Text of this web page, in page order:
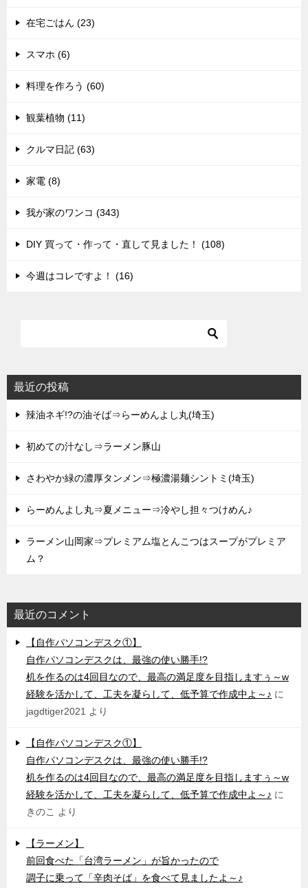
在宅ごはん (23)
スマホ (6)
料理を作ろう (60)
観葉植物 (11)
クルマ日記 (63)
家電 (8)
我が家のワンコ (343)
DIY 買って・作って・直して見ました！ (108)
今週はコレですよ！ (16)
最近の投稿
辣油ネギ!?の油そば⇒らーめんよし丸(埼玉)
初めての汁なし⇒ラーメン豚山
さわやか緑の濃厚タンメン⇒極濃湯麺シントミ(埼玉)
らーめんよし丸⇒夏メニュー⇒冷やし担々つけめん♪
ラーメン山岡家⇒プレミアム塩とんこつはスープがプレミア
ム？
最近のコメント
【自作パソコンデスク①】
自作パソコンデスクは、最強の使い勝手!?
机を作るのは4回目なので、最高の満足度を目指しますぅ～w
経験を活かして、工夫を凝らして、低予算で作成中よ～♪ に
jagdtiger2021 より
【自作パソコンデスク①】
自作パソコンデスクは、最強の使い勝手!?
机を作るのは4回目なので、最高の満足度を目指しますぅ～w
経験を活かして、工夫を凝らして、低予算で作成中よ～♪ に
きのこ
より
【ラーメン】
前回食べた「台湾ラーメン」が旨かったので
調子に乗って「辛肉そば」を食べて見ましたよ～♪